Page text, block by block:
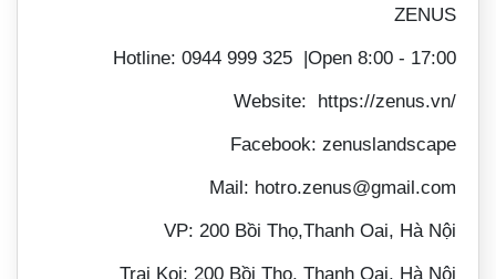
ZENUS
Hotline: 0944 999 325 |Open 8:00 - 17:00
Website: https://zenus.vn/
Facebook: zenuslandscape
Mail: hotro.zenus@gmail.com
VP: 200 Bồi Thọ,Thanh Oai, Hà Nội
Trại Koi: 200 Bồi Thọ, Thanh Oai, Hà Nội